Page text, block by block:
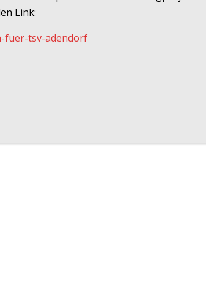
Link:
fuer-tsv-adendorf